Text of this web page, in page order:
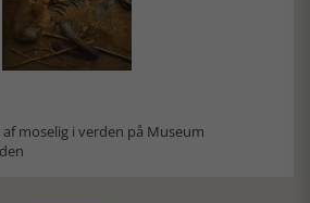
moselig i verden på Museum